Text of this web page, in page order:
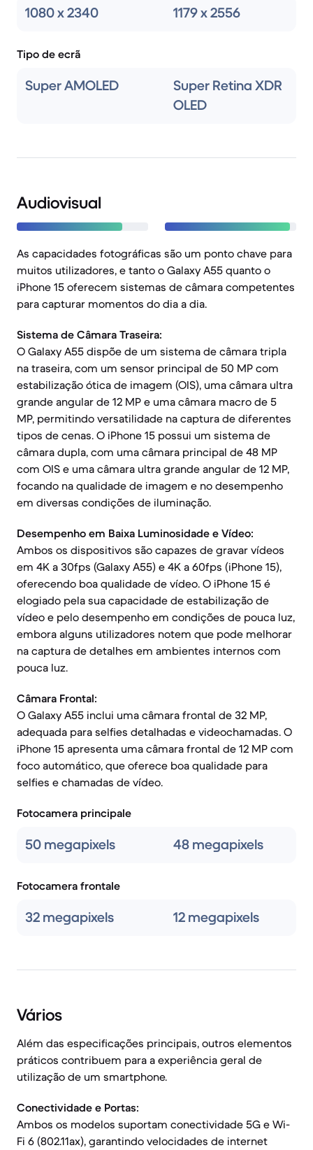
1080 x 2340 1179 x 2556
Tipo de ecrã
Super AMOLED
Super Retina XDR
OLED
Audiovisual
As capacidades fotográficas são um ponto chave para
muitos utilizadores, e tanto o Galaxy A55 quanto o
iPhone 15 oferecem sistemas de câmara competentes
para capturar momentos do dia a dia.
Sistema de Câmara Traseira:
O Galaxy A55 dispõe de um sistema de câmara tripla
na traseira, com um sensor principal de 50 MP com
estabilização ótica de imagem (OIS), uma câmara ultra
grande angular de 12 MP e uma câmara macro de 5
MP, permitindo versatilidade na captura de diferentes
tipos de cenas. O iPhone 15 possui um sistema de
câmara dupla, com uma câmara principal de 48 MP
com OIS e uma câmara ultra grande angular de 12 MP,
focando na qualidade de imagem e no desempenho
em diversas condições de iluminação.
Desempenho em Baixa Luminosidade e Vídeo:
Ambos os dispositivos são capazes de gravar vídeos
em 4K a 30fps (Galaxy A55) e 4K a 60fps (iPhone 15),
oferecendo boa qualidade de vídeo. O iPhone 15 é
elogiado pela sua capacidade de estabilização de
vídeo e pelo desempenho em condições de pouca luz,
embora alguns utilizadores notem que pode melhorar
na captura de detalhes em ambientes internos com
pouca luz.
Câmara Frontal:
O Galaxy A55 inclui uma câmara frontal de 32 MP,
adequada para selfies detalhadas e videochamadas. O
iPhone 15 apresenta uma câmara frontal de 12 MP com
foco automático, que oferece boa qualidade para
selfies e chamadas de vídeo.
Fotocamera principale
50 megapixels 48 megapixels
Fotocamera frontale
32 megapixels 12 megapixels
Vários
Além das especificações principais, outros elementos
práticos contribuem para a experiência geral de
utilização de um smartphone.
Conectividade e Portas:
Ambos os modelos suportam conectividade 5G e Wi-
Fi 6 (802.11ax), garantindo velocidades de internet